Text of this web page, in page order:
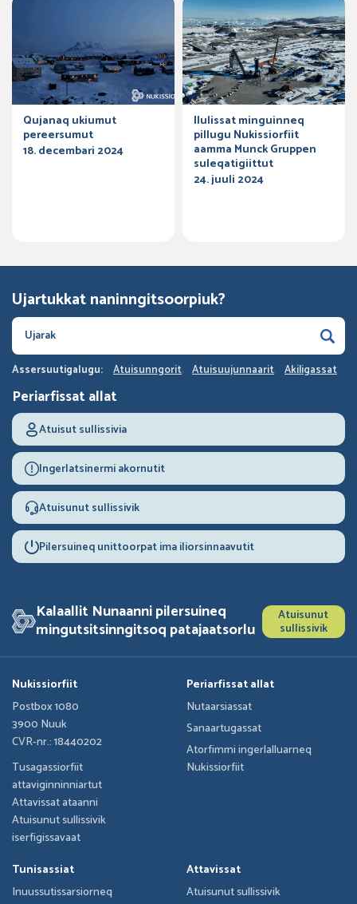
Qujanaq ukiumut
pereersumut
18. decembari 2024
Ilulissat minguinneq
pillugu Nukissiorfiit
aamma Munck Gruppen
suleqatigiittut
24. juuli 2024
Ujartukkat naninngitsoorpiuk?
Assersuutigalugu: Atuisunngorit Atuisuujunnaarit Akiligassat
Periarfissat allat
Atuisut sullissivia
Ingerlatsinermi akornutit
Atuisunut sullissivik
Pilersuineq unittoorpat ima iliorsinnaavutit
Kalaallit Nunaanni pilersuineq
mingutsitsinngitsoq patajaatsorlu
Atuisunut
sullissivik
Nukissiorfiit
Postbox 1080
3900 Nuuk
CVR-nr.: 18440202
Tusagassiorfiit
attaviginninniartut
Attavissat ataanni
Atuisunut sullissivik
iserfigissavaat
Periarfissat allat
Nutaarsiassat
Sanaartugassat
Atorfimmi ingerlalluarneq
Nukissiorfiit
Tunisassiat
Inuussutissarsiorneq
Attavissat
Atuisunut sullissivik